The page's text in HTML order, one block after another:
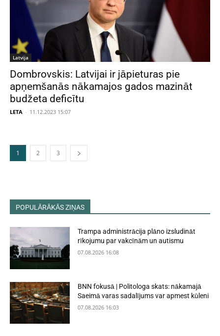
Latvija
Dombrovskis: Latvijai ir jāpieturas pie
apņemšanās nākamajos gados mazināt
budžeta deficītu
LETA - 11.12.2023 15:07
1 2 3
POPULĀRĀKĀS ZIŅAS
Trampa administrācija plāno izsludināt
rīkojumu par vakcīnām un autismu
07.08.2026 16:08
BNN fokusā | Politologa skats: nākamajā
Saeimā varas sadalījums var apmest kūleni
07.08.2026 16:03